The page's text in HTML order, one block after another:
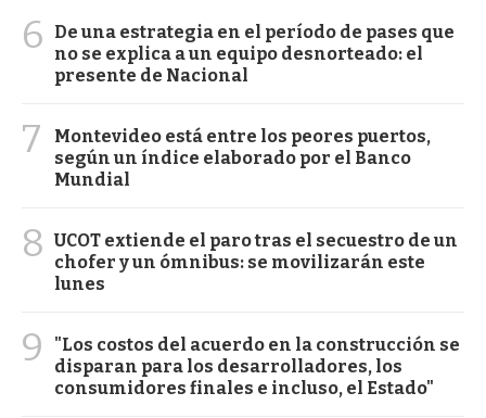
6
De una estrategia en el período de pases que
no se explica a un equipo desnorteado: el
presente de Nacional
7
Montevideo está entre los peores puertos,
según un índice elaborado por el Banco
Mundial
8 UCOT extiende el paro tras el secuestro de un
chofer y un ómnibus: se movilizarán este
lunes
9
"Los costos del acuerdo en la construcción se
disparan para los desarrolladores, los
consumidores finales e incluso, el Estado"